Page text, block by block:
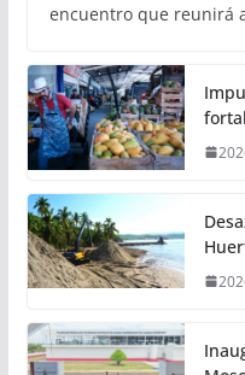
encuentro que reunirá